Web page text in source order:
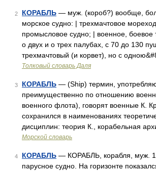
2 КОРАБЛЬ — муж. (короб?) вообще,
морское судно: | трехмачтовое
промысловое судно; | военное, боевое
о двух и о трех палубах, с 70 до 130
трехмачтовый (и корвет), но с
Толковый словарь Даля
3 КОРАБЛЬ — (Ship) термин,
преимущественно по отношению
военного флота), говорят военные К.
сохранился в наименованиях
дисциплин: теория К., корабельная
Морской словарь
4 КОРАБЛЬ — КОРАБЛЬ, корабля, муж.
парусное судно. На горизонте